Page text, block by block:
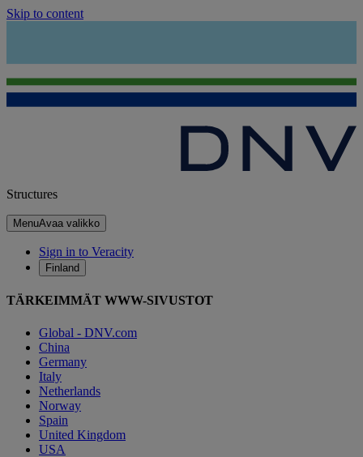
Skip to content
Structures
MenuAvaa valikko
Sign in to Veracity
Finland
TÄRKEIMMÄT WWW-SIVUSTOT
Global - DNV.com
China
Germany
Italy
Netherlands
Norway
Spain
United Kingdom
USA